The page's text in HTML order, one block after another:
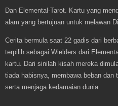
Dan Elemental-Tarot. Kartu yang
alam yang bertujuan untuk melawan
Cerita bermula saat 22 gadis dari
terpilih sebagai Wielders dari
kartu. Dari sinilah kisah mereka
tiada habisnya, membawa beban dan
serta menjaga kedamaian dunia.